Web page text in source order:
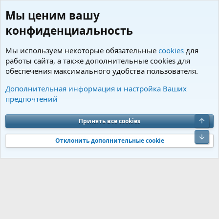
Теги
Cookies Charm by DCom
Обратная связь
Условия и правила
Политика конфиденциальности
Помощь
S
S
Community platform by XenForo® © 2010-2026 XenForo Ltd. Перевод от
Jumuro®|Media embeds via s9e/MediaSites
Мы ценим вашу
конфиденциальность
Мы используем некоторые обязательные cookies для
работы сайта, а также дополнительные cookies для
обеспечения максимального удобства пользователя.
Дополнительная информация и настройка Ваших
предпочтений
Принять все cookies
Отклонить дополнительные cookie
Верх
Низ